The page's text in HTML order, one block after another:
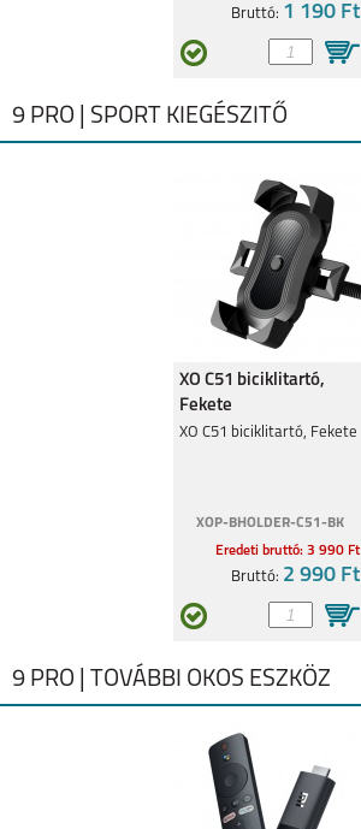
Bruttó: 1 190 Ft
9 PRO | SPORT KIEGÉSZITŐ
XO C51 biciklitartó,
Fekete
XO C51 biciklitartó, Fekete
XOP-BHOLDER-C51-BK
Eredeti bruttó: 3 990 Ft
Bruttó: 2 990 Ft
9 PRO | TOVÁBBI OKOS ESZKÖZ